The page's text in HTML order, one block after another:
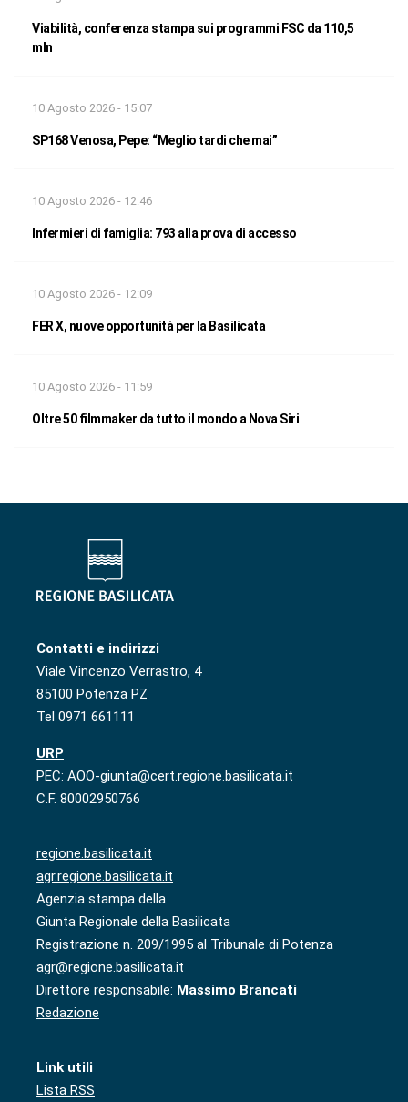
Viabilità, conferenza stampa sui programmi FSC da 110,5
mln
10 Agosto 2026 - 15:07
SP168 Venosa, Pepe: “Meglio tardi che mai”
10 Agosto 2026 - 12:46
Infermieri di famiglia: 793 alla prova di accesso
10 Agosto 2026 - 12:09
FER X, nuove opportunità per la Basilicata
10 Agosto 2026 - 11:59
Oltre 50 filmmaker da tutto il mondo a Nova Siri
Contatti e indirizzi
Viale Vincenzo Verrastro, 4
85100 Potenza PZ
Tel 0971 661111
URP
PEC: AOO-giunta@cert.regione.basilicata.it
C.F. 80002950766
regione.basilicata.it
agr.regione.basilicata.it
Agenzia stampa della
Giunta Regionale della Basilicata
Registrazione n. 209/1995 al Tribunale di Potenza
agr@regione.basilicata.it
Direttore responsabile: Massimo Brancati
Redazione
Link utili
Lista RSS